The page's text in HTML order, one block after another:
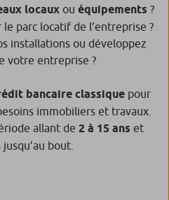
locaux ou équipements ?
parc locatif de l’entreprise ?
installations ou développez
votre entreprise ?
bancaire classique pour
immobiliers et travaux.
allant de 2 à 15 ans et
bout.